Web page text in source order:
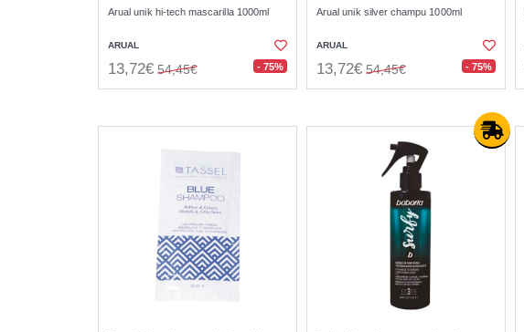
Arual unik hi-tech mascarilla 1000ml
ARUAL
13,72€ 54,45€ - 75%
Arual unik silver champu 1000ml
ARUAL
13,72€ 54,45€ - 75%